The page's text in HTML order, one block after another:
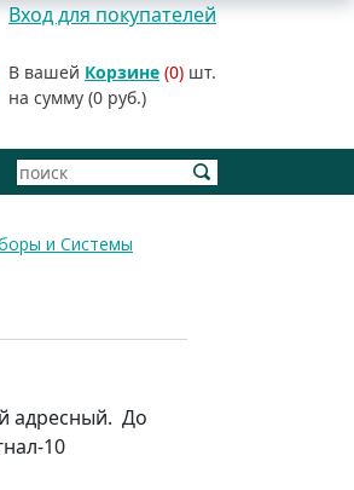
Вход для покупателей
В вашей Корзине (0) шт.
на сумму (0 руб.)
и Системы
адресный. До
10